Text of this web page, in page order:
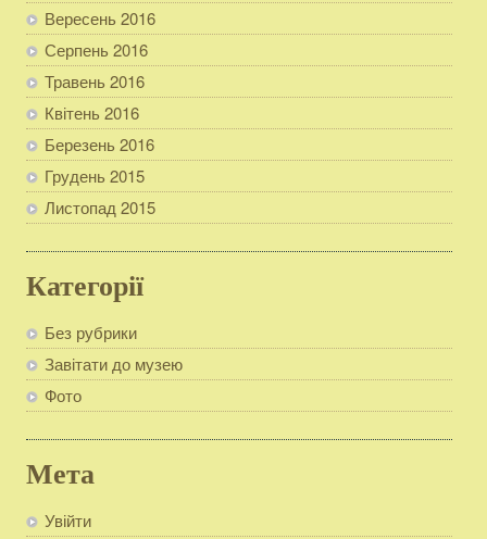
Вересень 2016
Серпень 2016
Травень 2016
Квітень 2016
Березень 2016
Грудень 2015
Листопад 2015
Категорії
Без рубрики
Завітати до музею
Фото
Мета
Увійти